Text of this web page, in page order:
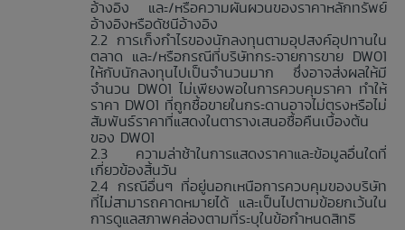
อ้างอิง และ/หรือความผันผวนของราคาหลักทรัพย์
อ้างอิงหรือดัชนีอ้างอิง
การเก็งกำไรของนักลงทุนตามอุปสงค์อุปทานใน
ตลาด และ/หรือกรณีที่บริษัทกระจายการขาย DW01
ให้กับนักลงทุนไปเป็นจำนวนมาก ซึ่งอาจส่งผลให้มี
จำนวน DW01 ไม่เพียงพอในการควบคุมราคา ทำให้
ราคา DW01 ที่ถูกซื้อขายในกระดานอาจไม่ตรงหรือไม่
สัมพันธ์ราคาที่แสดงในตารางเสนอซื้อคืนเบื้องต้น
ของ DW01
ความล่าช้าในการแสดงราคาและข้อมูลอื่นใดที่
เกี่ยวข้องสิ้นวัน
กรณีอื่นๆ ที่อยู่นอกเหนือการควบคุมของบริษัท
ที่ไม่สามารถคาดหมายได้ และเป็นไปตามข้อยกเว้นใน
การดูแลสภาพคล่องตามที่ระบุในข้อกำหนดสิทธิ